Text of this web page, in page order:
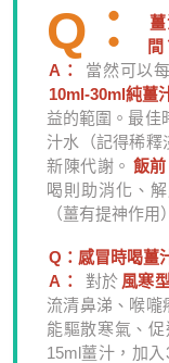
Q：
間
A：
當然可以
10ml-30ml純薑
益的範圍。最佳
汁水（記得稀釋
新陳代謝。 飯前
喝則助消化、
（薑有提神作用
Q：感冒時喝薑
A：
對於 風寒
流清鼻涕、喉嚨
能驅散寒氣、
15ml薑汁，加